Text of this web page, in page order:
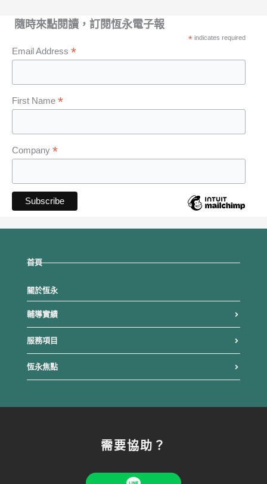
隨時來點閱讀，訂閱恆永電子報
*indicates required
Email Address *
First Name *
Company *
首頁
關於恆永
輔導實績
服務項目
恆永焦點
需要協助？